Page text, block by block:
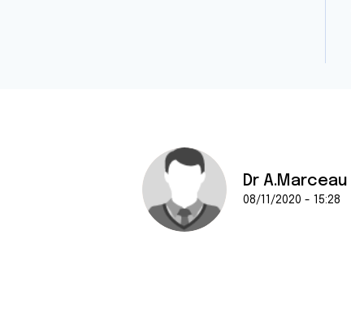
Dr A.Marceau
08/11/2020 - 15:28